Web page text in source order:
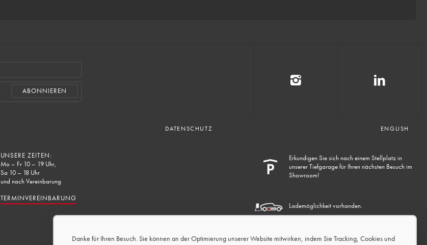
Danke für Ihren Besuch. Sie können an der Optimierung unserer Website mitwirken, indem Sie Tracking, Cookies und
DATENSCHUTZ ENGLISH
UNSERE ZEITEN:
Mo – Fr 10 – 19 Uhr,
Sa 10 – 18 Uhr
und nach Vereinbarung
TERMINVEREINBARUNG
Erkundigen Sie sich nach einem Stellplatz in
unserer Tiefgarage für Ihren nächsten Besuch im
Showroom!
Lademöglichkeit vorhanden.